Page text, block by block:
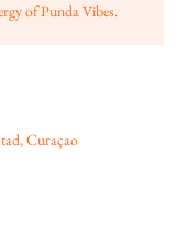
of Punda Vibes.
Curaçao